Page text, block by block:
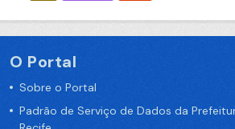
O Portal
Sobre o Portal
Padrão de Serviço de Dados da